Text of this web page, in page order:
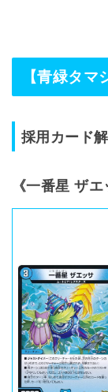
【青緑タ
採用カード
《一番星 ザエ